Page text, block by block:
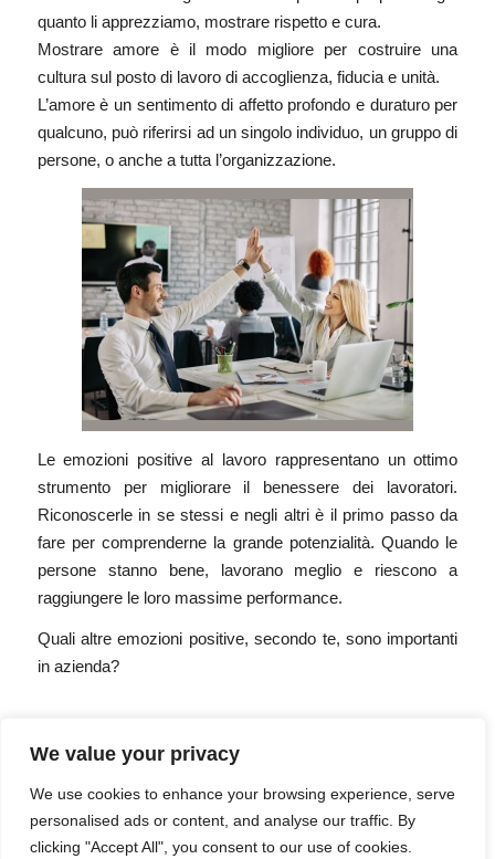
We value your privacy
We use cookies to enhance your browsing experience, serve
personalised ads or content, and analyse our traffic. By
clicking "Accept All", you consent to our use of cookies.
quanto li apprezziamo, mostrare rispetto e cura.
Mostrare amore è il modo migliore per costruire una
cultura sul posto di lavoro di accoglienza, fiducia e unità.
L’amore è un sentimento di affetto profondo e duraturo per
qualcuno, può riferirsi ad un singolo individuo, un gruppo di
persone, o anche a tutta l’organizzazione.
Le emozioni positive al lavoro rappresentano un ottimo
strumento per migliorare il benessere dei lavoratori.
Riconoscerle in se stessi e negli altriè il primo passo da
fare per comprenderne la grande potenzialità. Quando le
persone stanno bene, lavorano meglio e riescono a
raggiungere le loro massime performance.
Quali altre emozioni positive, secondo te, sono importanti
in azienda?
28 DICEMBRE 2022